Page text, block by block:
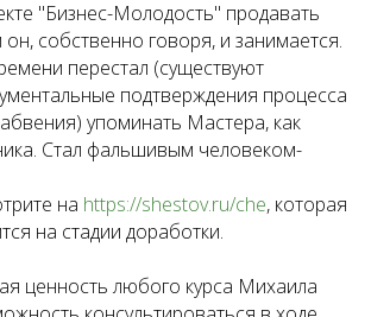
"Бизнес-Молодость" продавать
собственно говоря, и занимается.
перестал (существуют
подтверждения процесса
упоминать Мастера, как
Стал фальшивым человеком-
на https://shestov.ru/che, которая
на стадии доработки.
ценность любого курса Михаила